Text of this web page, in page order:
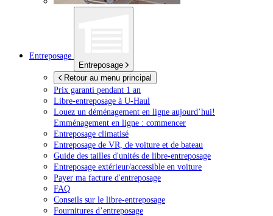
Entreposage
Entreposage
Retour au menu principal
Prix garanti pendant 1 an
Libre-entreposage à U-Haul
Louez un déménagement en ligne aujourd’hui!
Emménagement en ligne : commencer
Entreposage climatisé
Entreposage de VR, de voiture et de bateau
Guide des tailles d'unités de libre-entreposage
Entreposage extérieur/accessible en voiture
Payer ma facture d'entreposage
FAQ
Conseils sur le libre-entreposage
Fournitures d’entreposage